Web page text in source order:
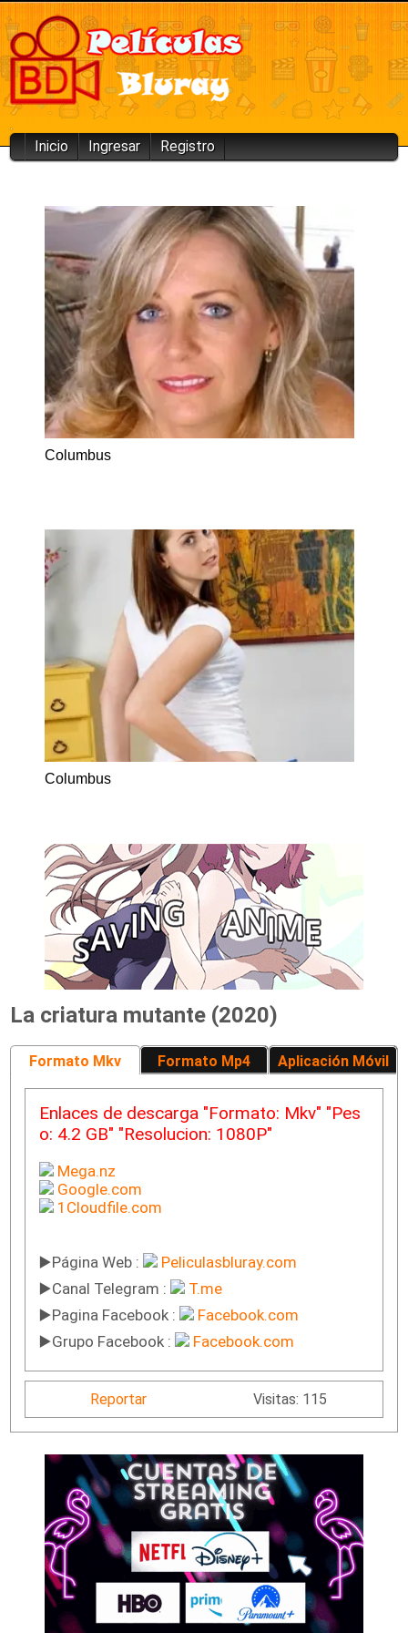
.
Inicio
Ingresar Registro
Columbus
Columbus
La criatura mutante (2020)
Formato Mkv Formato Mp4 Aplicación Móvil
Enlaces de descarga "Formato: Mkv" "Pes
o: 4.2 GB" "Resolucion: 1080P"
Mega.nz
Google.com
1Cloudfile.com
▶️Página Web :
Peliculasbluray.com
▶️Canal Telegram :
T.me
▶️Pagina Facebook :
Facebook.com
▶️Grupo Facebook :
Facebook.com
Reportar Visitas: 115